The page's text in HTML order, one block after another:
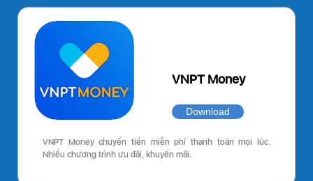
VNPT Money
Download
VNPT Money chuyển tiền miễn phí thanh toán mọi lúc.
Nhiều chương trình ưu đãi, khuyến mãi.